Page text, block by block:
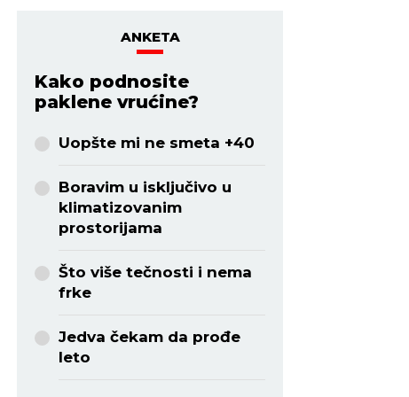
ANKETA
Kako podnosite
paklene vrućine?
Uopšte mi ne smeta +40
Boravim u isključivo u
klimatizovanim
prostorijama
Što više tečnosti i nema
frke
Jedva čekam da prođe
leto